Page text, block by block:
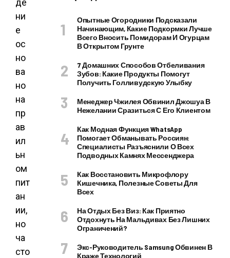
де
ни
е
ос
но
ва
но
на
пр
ав
ил
ьн
ом
пит
ан
ии,
но
ча
сто
Опытные Огородники Подсказали
Начинающим, Какие Подкормки Лучше
Всего Вносить Помидорам И Огурцам
В Открытом Грунте
7 Домашних Способов Отбеливания
Зубов: Какие Продукты Помогут
Получить Голливудскую Улыбку
Менеджер Чжилея Обвинил Джошуа В
Нежелании Сразиться С Его Клиентом
Как Модная Функция WhatsApp
Помогает Обманывать Россиян:
Специалисты Разъяснили О Всех
Подводных Камнях Мессенджера
Как Восстановить Микрофлору
Кишечника, Полезные Советы Для
Всех
На Отдых Без Виз: Как Приятно
Отдохнуть На Мальдивах Без Лишних
Ограничений?
Экс-Руководитель Samsung Обвинен В
Краже Технологий